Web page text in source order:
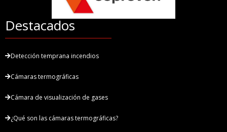
Destacados
Detección temprana incendios
Cámaras termográficas
Cámara de visualización de gases
¿Qué son las cámaras termográficas?